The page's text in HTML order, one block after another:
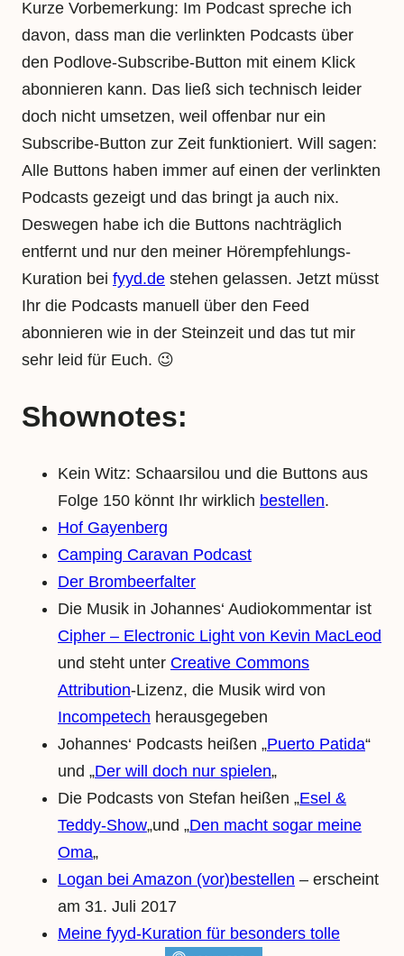
Kurze Vorbemerkung: Im Podcast spreche ich
davon, dass man die verlinkten Podcasts über
den Podlove-Subscribe-Button mit einem Klick
abonnieren kann. Das ließ sich technisch leider
doch nicht umsetzen, weil offenbar nur ein
Subscribe-Button zur Zeit funktioniert. Will sagen:
Alle Buttons haben immer auf einen der verlinkten
Podcasts gezeigt und das bringt ja auch nix.
Deswegen habe ich die Buttons nachträglich
entfernt und nur den meiner Hörempfehlungs-
Kuration bei fyyd.de stehen gelassen. Jetzt müsst
Ihr die Podcasts manuell über den Feed
abonnieren wie in der Steinzeit und das tut mir
sehr leid für Euch. 😉
Shownotes:
Kein Witz: Schaarsilou und die Buttons aus
Folge 150 könnt Ihr wirklich bestellen.
Hof Gayenberg
Camping Caravan Podcast
Der Brombeerfalter
Die Musik in Johannes‘ Audiokommentar ist
Cipher – Electronic Light von Kevin MacLeod
und steht unter Creative Commons
Attribution-Lizenz, die Musik wird von
Incompetech herausgegeben
Johannes‘ Podcasts heißen „Puerto Patida“
und „Der will doch nur spielen„
Die Podcasts von Stefan heißen „Esel &
Teddy-Show„und „Den macht sogar meine
Oma„
Logan bei Amazon (vor)bestellen – erscheint
am 31. Juli 2017
Meine fyyd-Kuration für besonders tolle